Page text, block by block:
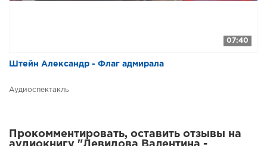
07:40
Штейн Александр - Флаг адмирала
Аудиоспектакль
Прокомментировать, оставить отзывы на